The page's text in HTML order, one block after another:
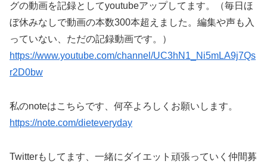
グの動画を記録としてyoutubeアップしてます。（毎日ほ
ぼ休みなしで動画の本数300本超えました。編集や声も入
っていない、ただの記録動画です。）
https://www.youtube.com/channel/UC3hN1_Ni5mLA9j7Qs
r2D0bw
私のnoteはこちらです、何卒よろしくお願いします。
https://note.com/dieteveryday
Twitterもしてます、一緒にダイエット頑張っていく仲間募